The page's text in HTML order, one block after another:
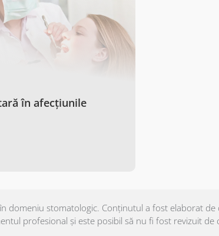
în afecțiunile
domeniu stomatologic. Conținutul a fost elaborat
profesional și este posibil să nu fi fost revizuit de